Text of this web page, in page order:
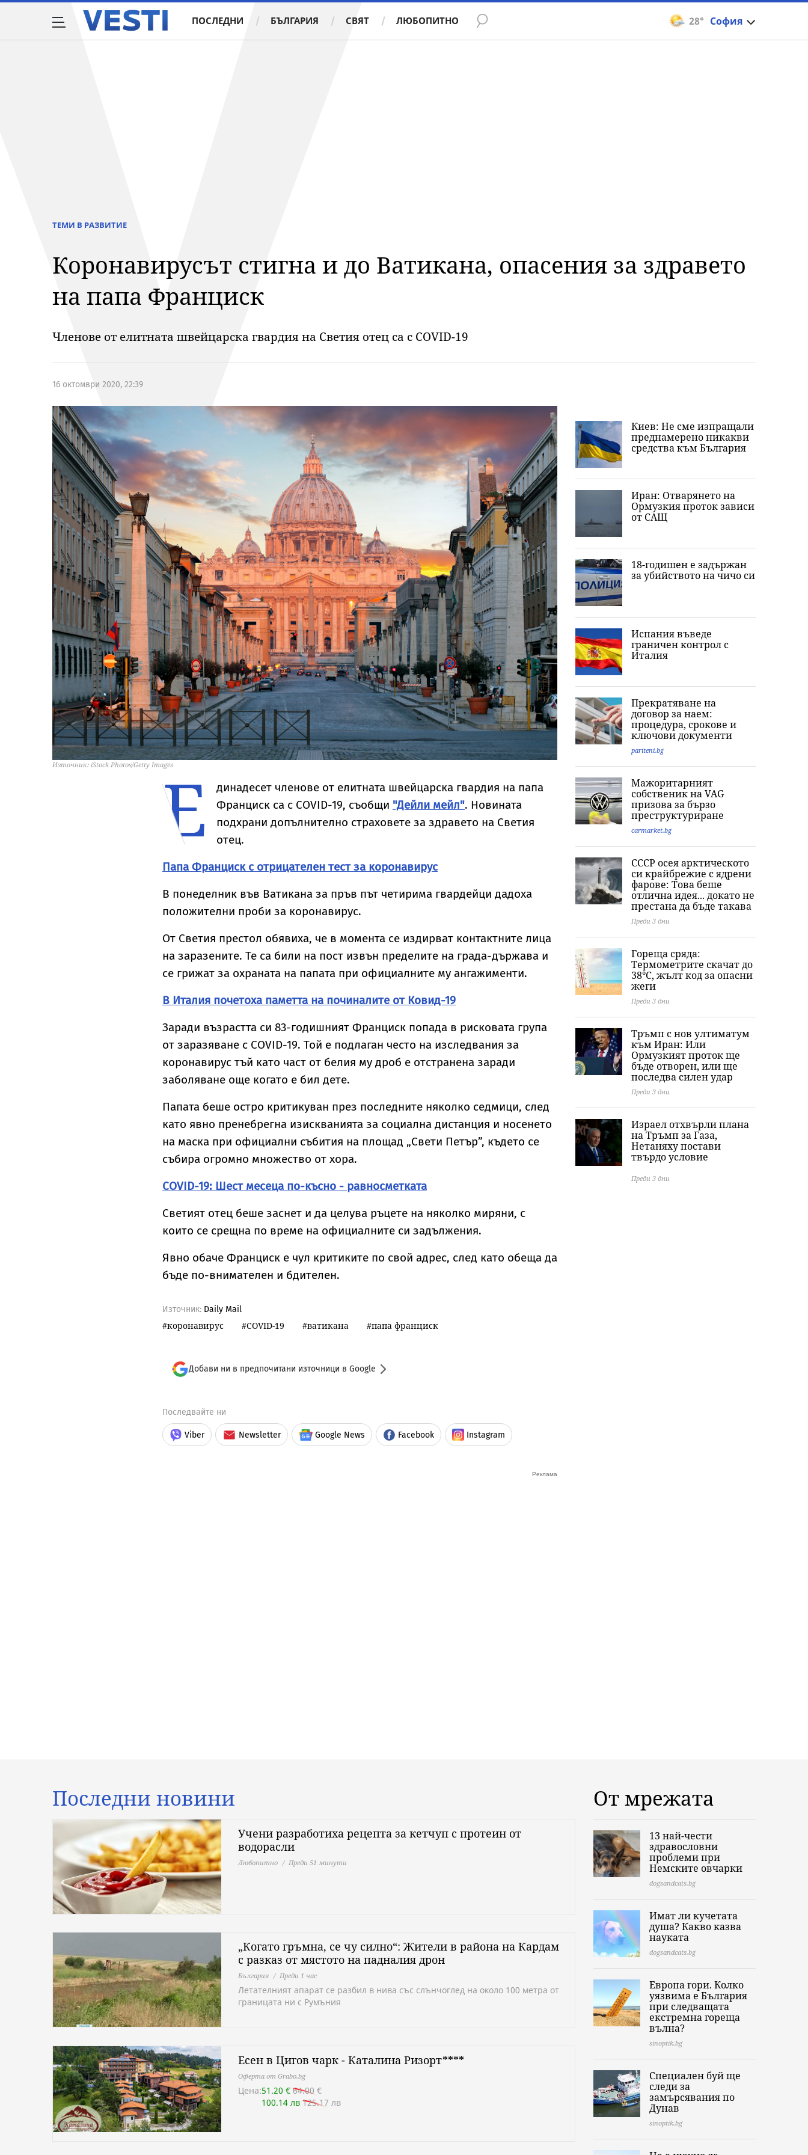
28° София
ПОСЛЕДНИ БЪЛГАРИЯ СВЯТ ЛЮБОПИТНО
ТЕМИ В РАЗВИТИЕ
Коронавирусът стигна и до Ватикана, опасения за здравето
на папа Франциск
Членове от елитната швейцарска гвардия на Светия отец са с COVID-19
16 октомври 2020, 22:39
Източник: iStock Photos/Getty ImagesЕ
динадесет членове от елитната швейцарска гвардия на папа
Франциск са с COVID-19, съобщи "Дейли мейл". Новината
подхрани допълнително страховете за здравето на Светия
отец.
Папа Франциск с отрицателен тест за коронавирус
В понеделник във Ватикана за пръв път четирима гвардейци дадоха
положителни проби за коронавирус.
От Светия престол обявиха, че в момента се издирват контактните лица
на заразените. Те са били на пост извън пределите на града-държава и
се грижат за охраната на папата при официалните му ангажименти.
В Италия почетоха паметта на починалите от Ковид-19
Заради възрастта си 83-годишният Франциск попада в рисковата група
от заразяване с COVID-19. Той е подлаган често на изследвания за
коронавирус тъй като част от белия му дроб е отстранена заради
заболяване още когато е бил дете.
Папата беше остро критикуван през последните няколко седмици, след
като явно пренебрегна изискванията за социална дистанция и носенето
на маска при официални събития на площад „Свети Петър”, където се
събира огромно множество от хора.
COVID-19: Шест месеца по-късно - равносметката
Светият отец беше заснет и да целува ръцете на няколко миряни, с
които се срещна по време на официалните си задължения.
Явно обаче Франциск е чул критиките по свой адрес, след като обеща да
бъде по-внимателен и бдителен.
Източник: Daily Mail
коронавирус COVID-19 ватикана папа франциск
Добави ни в предпочитани източници в Google
Последвайте ни
Viber Newsletter Google News Facebook Instagram
Киев: Не сме изпращали
преднамерено никакви
средства към България
Иран: Отварянето на
Ормузкия проток зависи
от САЩ
18-годишен е задържан
за убийството на чичо си
Испания въведе
граничен контрол с
Италия
Прекратяване на
договор за наем:
процедура, срокове и
ключови документи
pariteni.bg
Мажоритарният
собственик на VAG
призова за бързо
преструктуриране
carmarket.bg
СССР осея арктическото
си крайбрежие с ядрени
фарове: Това беше
отлична идея... докато не
престана да бъде такава
Преди 3 дни
Гореща сряда:
Термометрите скачат до
38°C, жълт код за опасни
жеги
Преди 3 дни
Тръмп с нов ултиматум
към Иран: Или
Ормузкият проток ще
бъде отворен, или ще
последва силен удар
Преди 3 дни
Израел отхвърли плана
на Тръмп за Газа,
Нетаняху постави
твърдо условие
Преди 3 дни
Последни новини
Учени разработиха рецепта за кетчуп с протеин от
водорасли
Любопитно Преди 51 минути
„Когато гръмна, се чу силно“: Жители в района на Кардам
с разказ от мястото на падналия дрон
България Преди 1 час
Летателният апарат се разбил в нива със слънчоглед на около 100 метра от
границата ни с Румъния
Есен в Цигов чарк - Каталина Ризорт****
Оферта от Grabo.bg
Цена:51.20 € 64.00 €
100.14 лв 125.17 лв
От мрежата
13 най-чести
здравословни
проблеми при
Немските овчарки
dogsandcats.bg
Имат ли кучетата
душа? Какво казва
науката
dogsandcats.bg
Европа гори. Колко
уязвима е България
при следващата
екстремна гореща
вълна?
sinoptik.bg
Специален буй ще
следи за
замърсявания по
Дунав
sinoptik.bg